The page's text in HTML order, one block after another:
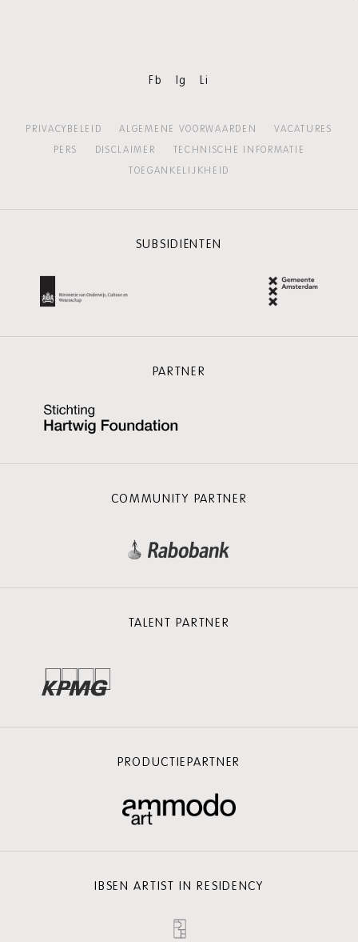
Fb Ig Li
PRIVACYBELEID ALGEMENE VOORWAARDEN
VACATURES
PERS
DISCLAIMER
TECHNISCHE INFORMATIE
TOEGANKELIJKHEID
SUBSIDIËNTEN
PARTNER
COMMUNITY PARTNER
TALENT PARTNER
PRODUCTIEPARTNER
IBSEN ARTIST IN RESIDENCY